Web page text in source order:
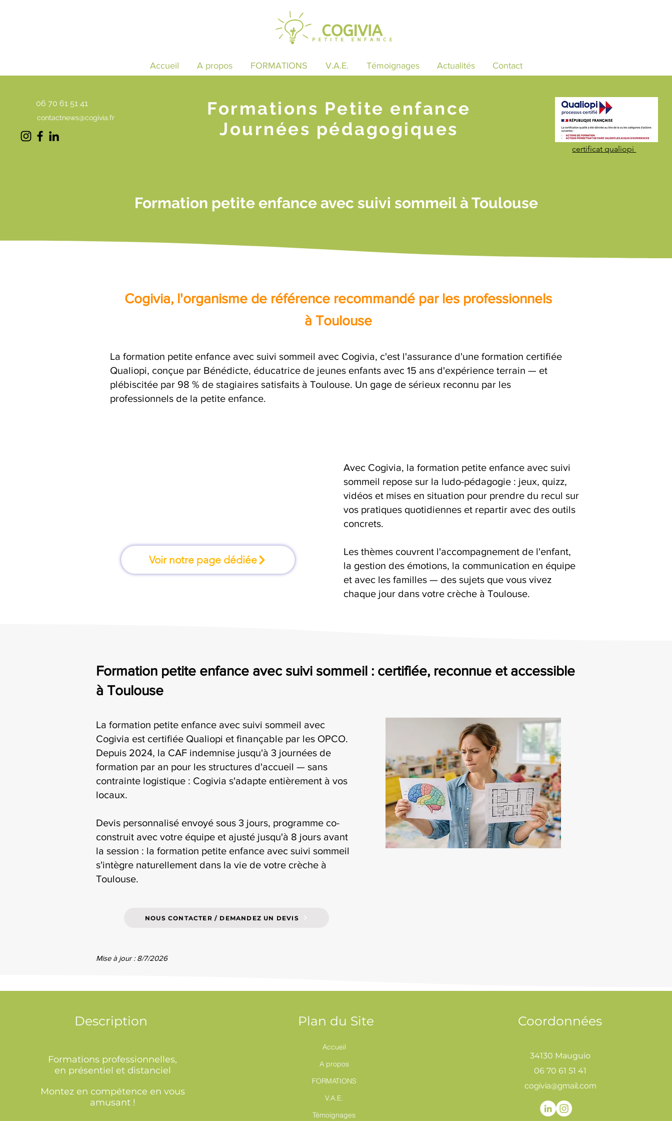
Accueil A propos FORMATIONS V.A.E. Témoignages Actualités Contact
06 70 61 51 41
contactnews@cogivia.fr
Formations Petite enfance
Journées pédagogiques
certificat qualiopi
Formation petite enfance avec suivi sommeil à Toulouse
Cogivia, l'organisme de référence recommandé par les professionnels
à Toulouse
La formation petite enfance avec suivi sommeil avec Cogivia, c'est l'assurance d'une formation certifiée
Qualiopi, conçue par Bénédicte, éducatrice de jeunes enfants avec 15 ans d'expérience terrain — et
plébiscitée par 98 % de stagiaires satisfaits à Toulouse. Un gage de sérieux reconnu par les
professionnels de la petite enfance.
Voir notre page dédiée
Avec Cogivia, la formation petite enfance avec suivi
sommeil repose sur la ludo-pédagogie : jeux, quizz,
vidéos et mises en situation pour prendre du recul sur
vos pratiques quotidiennes et repartir avec des outils
concrets.
Les thèmes couvrent l'accompagnement de l'enfant,
la gestion des émotions, la communication en équipe
et avec les familles — des sujets que vous vivez
chaque jour dans votre crèche à Toulouse.
Formation petite enfance avec suivi sommeil : certifiée, reconnue et accessible
à Toulouse
La formation petite enfance avec suivi sommeil avec
Cogivia est certifiée Qualiopi et finançable par les OPCO.
Depuis 2024, la CAF indemnise jusqu'à 3 journées de
formation par an pour les structures d'accueil — sans
contrainte logistique : Cogivia s'adapte entièrement à vos
locaux.
Devis personnalisé envoyé sous 3 jours, programme co-
construit avec votre équipe et ajusté jusqu'à 8 jours avant
la session : la formation petite enfance avec suivi sommeil
s'intègre naturellement dans la vie de votre crèche à
Toulouse.
NOUS CONTACTER / DEMANDEZ UN DEVIS
Mise à jour : 8/7/2026
Description
Formations professionnelles,
en présentiel et distanciel
Montez en compétence en vous
amusant !
Plan du Site
Accueil
A propos
FORMATIONS
V.A.E.
Témoignages
Coordonnées
34130 Mauguio
06 70 61 51 41
cogivia@gmail.com